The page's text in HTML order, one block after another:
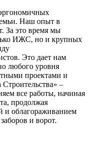
Наш опыт в
За это время мы
ИЖС, но и крупных
Это дает нам
любого уровня
проектами и
–
все работы, начиная
продолжая
и облагораживанием
и ворот.